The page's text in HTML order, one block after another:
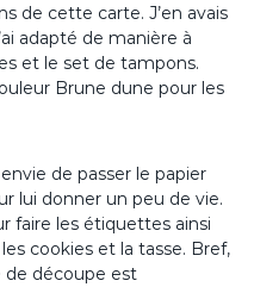
de cette carte. J’en avais
adapté de manière à
et le set de tampons.
Brune dune pour les
de passer le papier
lui donner un peu de vie.
faire les étiquettes ainsi
cookies et la tasse. Bref,
de découpe est